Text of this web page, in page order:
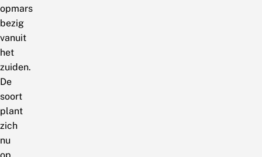
opmars
bezig
vanuit
het
zuiden.
De
soort
plant
zich
nu
op